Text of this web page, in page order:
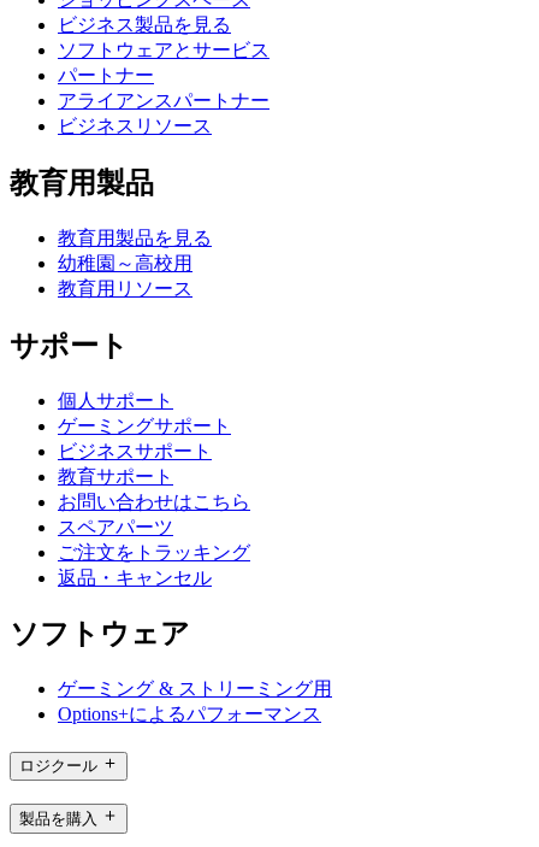
ビジネス製品を見る
ソフトウェアとサービス
パートナー
アライアンスパートナー
ビジネスリソース
教育用製品
教育用製品を見る
幼稚園～高校用
教育用リソース
サポート
個人サポート
ゲーミングサポート
ビジネスサポート
教育サポート
お問い合わせはこちら
スペアパーツ
ご注文をトラッキング
返品・キャンセル
ソフトウェア
ゲーミング & ストリーミング用
Options+によるパフォーマンス
ロジクール
製品を購入